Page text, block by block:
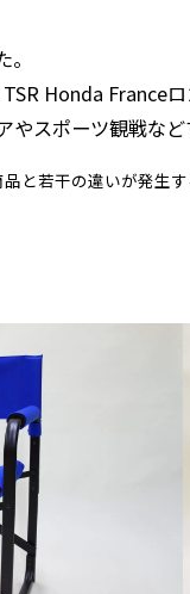
Honda France
スポーツ観戦など
と若干の違いが発生す